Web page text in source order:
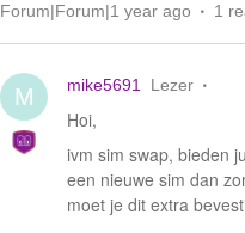
Forum|Forum|1 year ago 1
M mike5691 Lezer
Hoi,
ivm sim swap, bieden
een nieuwe sim dan
moet je dit extra